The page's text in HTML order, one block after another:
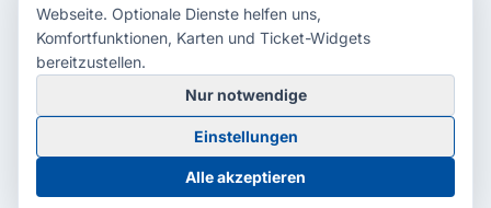
© 2026 Radio Potsdam. Webseite entwickelt durch dieMedienagentur
Babelsberg
BarrierefreiheitserklärungAGBDatenschutzImpressum
Cookie-Einstellungen
Webseite. Optionale Dienste helfen uns,
Komfortfunktionen, Karten und Ticket-Widgets
bereitzustellen.
Nur notwendige
Einstellungen
Alle akzeptieren